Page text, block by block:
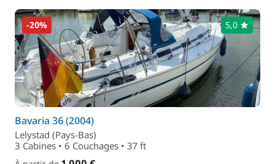
-20% 5,0
Bavaria 36 (2004)
Lelystad (Pays-Bas)
3 Cabines • 6 Couchages • 37 ft